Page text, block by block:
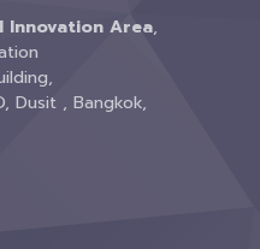
Innovation Area,
Dusit , Bangkok,